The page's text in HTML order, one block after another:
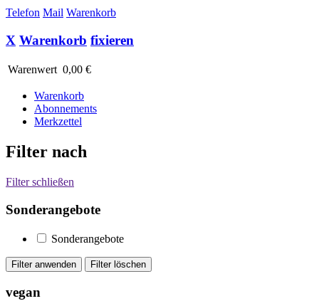
Telefon Mail Warenkorb
X Warenkorb fixieren
Warenwert 0,00 €
Warenkorb
Abonnements
Merkzettel
Filter nach
Filter schließen
Sonderangebote
Sonderangebote
vegan